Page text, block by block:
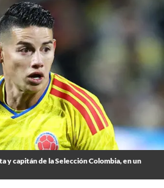
y capitán de la Selección Colombia, en un